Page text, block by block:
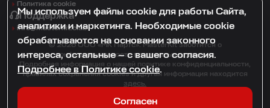
Политика cookie
Поддержка
info@masterkit.club
© 2026 ООО «МК Партс». MasterKit заботится о
конфиденциальности персональных данных.
Подробная информация о нашей политике конфиденциальности,
правилах сохранения cookies и другая информация находится
здесь.
Мы используем файлы cookie для работы Сайта,
аналитики и маркетинга. Необходимые cookie
обрабатываются на основании законного
интереса, остальные — с вашего согласия.
Подробнее в Политике cookie.
Согласен